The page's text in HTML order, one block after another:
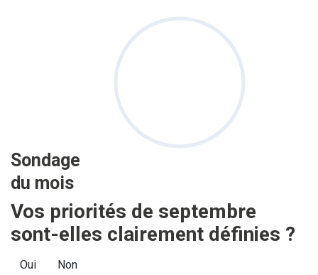
Sondage
du mois
Vos priorités de septembre
sont-elles clairement définies ?
Oui Non